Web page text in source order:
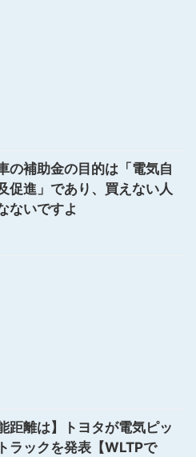
の補助金の目的は「電気自
促進」であり、買えない人
ないですよ
距離は】トヨタが電気ピッ
ラックを発表【WLTPで